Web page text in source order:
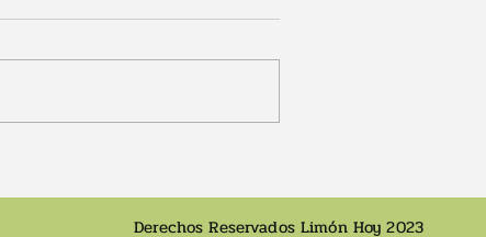
Derechos Reservados Limón Hoy 2023